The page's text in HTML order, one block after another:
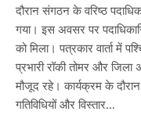
दौरान संगठन के वरिष्ठ
गया। इस अवसर पर
को मिला। पत्रकार वार्ता में
प्रभारी रॉकी तोमर और जिला
मौजूद रहे। कार्यक्रम के
गतिविधियों और विस्तार…